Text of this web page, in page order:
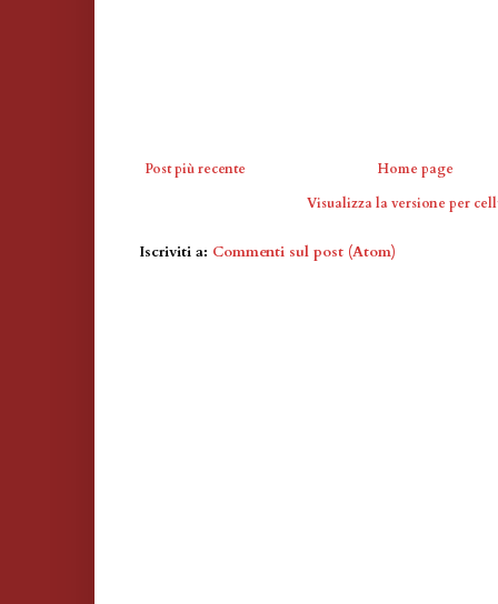
Post più recente
Home page
Visualizza la versione per
Iscriviti a: Commenti sul post (Atom)